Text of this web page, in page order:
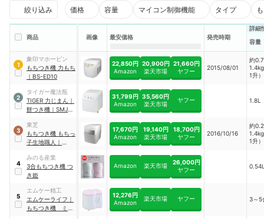
絞り込み 価格 容量 マイコン制御機能 タイプ
商品 画像 最安価格 発売時期
詳細
容量
1
象印マホービン
もちつき機 力もち
｜ BS-ED10
22,850円
Amazon
20,900円
楽天市場
21,660円
ヤフー
2015/08/01
約
1升）
2
タイガー魔法瓶
TIGER 力じまん ｜
餅つき機 ｜ SMJ-
31,799円
Amazon
35,560円
楽天市場
ヤフー 1.8L
3
東芝
もちつき機 もちっ
子生地職人 ｜
17,670円
Amazon
19,140円
楽天市場
18,700円
ヤフー
2016/10/16
約
1升）
4
みのる産業
3合もちつき機 つ
き姫
Amazon 楽天市場
26,000円
ヤフー
5
エムケー精工
エムケーライフ ｜
もちつき機 ミニ
12,276円
Amazon
楽天市場 ヤフー 3～5